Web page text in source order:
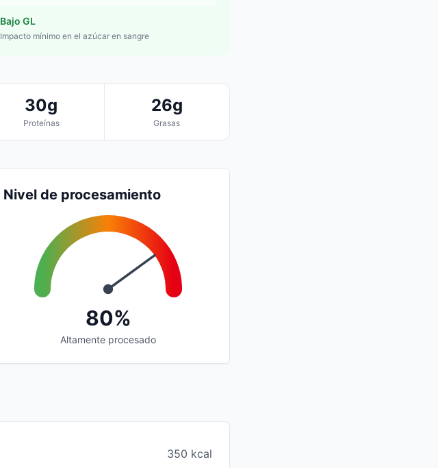
Bajo GL
Impacto mínimo en el azúcar en sangre
30g
Proteínas
26g
Grasas
Nivel de procesamiento
80%
Altamente procesado
350 kcal